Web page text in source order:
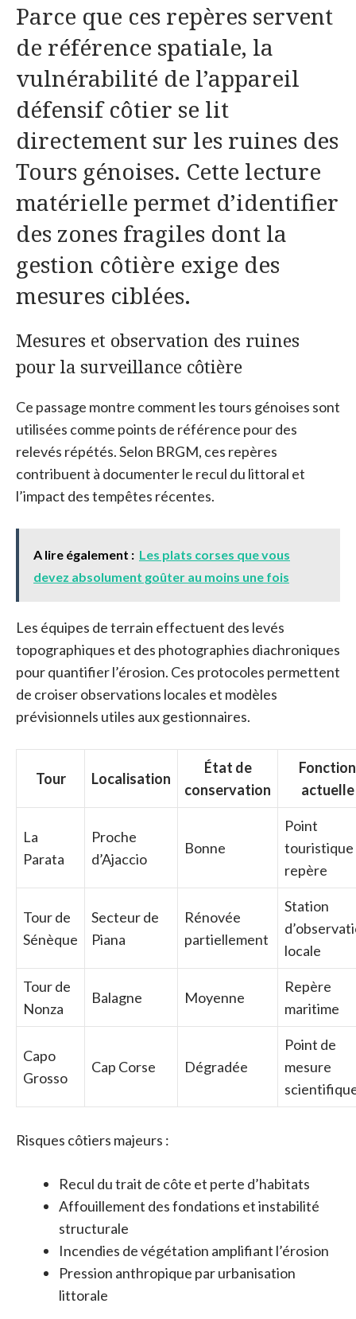
Parce que ces repères servent
de référence spatiale, la
vulnérabilité de l’appareil
défensif côtier se lit
directement sur les ruines des
Tours génoises. Cette lecture
matérielle permet d’identifier
des zones fragiles dont la
gestion côtière exige des
mesures ciblées.
Mesures et observation des ruines
pour la surveillance côtière
Ce passage montre comment les tours génoises sont
utilisées comme points de référence pour des
relevés répétés. Selon BRGM, ces repères
contribuent à documenter le recul du littoral et
l’impact des tempêtes récentes.
A lire également : Les plats corses que vous
devez absolument goûter au moins une fois
Les équipes de terrain effectuent des levés
topographiques et des photographies diachroniques
pour quantifier l’érosion. Ces protocoles permettent
de croiser observations locales et modèles
prévisionnels utiles aux gestionnaires.
Tour Localisation
État de
conservation
Fonction
actuelle
La
Parata
Proche
d’Ajaccio
Bonne
Point
repère
Tour de
Sénèque
Secteur de
Piana
Rénovée
partiellement
Station
locale
Tour de
Nonza
Balagne Moyenne
Repère
maritime
Capo
Grosso
Cap Corse Dégradée
Point de
mesure
Risques côtiers majeurs :
Recul du trait de côte et perte d’habitats
Affouillement des fondations et instabilité
structurale
Incendies de végétation amplifiant l’érosion
Pression anthropique par urbanisation
littorale